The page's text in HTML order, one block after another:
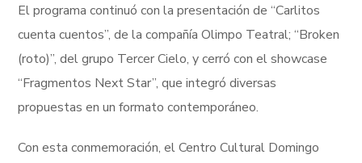
El programa continuó con la presentación de “Carlitos
cuenta cuentos”, de la compañía Olimpo Teatral; “Broken
(roto)”, del grupo Tercer Cielo, y cerró con el showcase
“Fragmentos Next Star”, que integró diversas
propuestas en un formato contemporáneo.
Con esta conmemoración, el Centro Cultural Domingo